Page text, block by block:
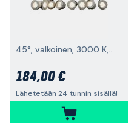
45°, valkoinen, 3000 K, 60 lm, 10 kpl
184,00 €
Lähetetään 24 tunnin sisällä!